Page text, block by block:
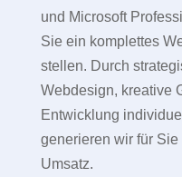
und Microsoft
Sie ein komplettes
stellen. Durch
Webdesign, kreative
Entwicklung
generieren wir für Sie
Umsatz.